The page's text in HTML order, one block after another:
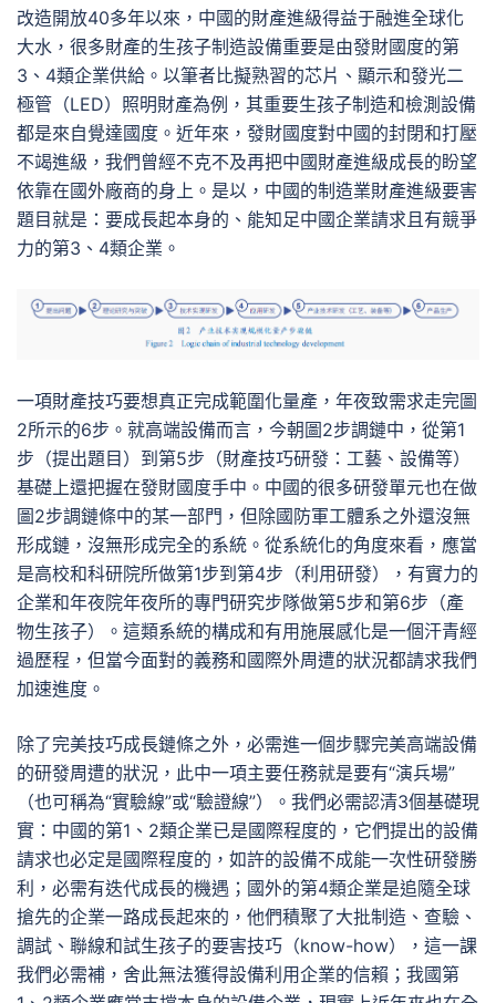
改造開放40多年以來，中國的財產進級得益于融進全球化
大水，很多財產的生孩子制造設備重要是由發財國度的第
3、4類企業供給。以筆者比擬熟習的芯片、顯示和發光二
極管（LED）照明財產為例，其重要生孩子制造和檢測設備
都是來自覺達國度。近年來，發財國度對中國的封閉和打壓
不竭進級，我們曾經不克不及再把中國財產進級成長的盼望
依靠在國外廠商的身上。是以，中國的制造業財產進級要害
題目就是：要成長起本身的、能知足中國企業請求且有競爭
力的第3、4類企業。
一項財產技巧要想真正完成範圍化量產，年夜致需求走完圖
2所示的6步。就高端設備而言，今朝圖2步調鏈中，從第1
步（提出題目）到第5步（財產技巧研發：工藝、設備等）
基礎上還把握在發財國度手中。中國的很多研發單元也在做
圖2步調鏈條中的某一部門，但除國防軍工體系之外還沒無
形成鏈，沒無形成完全的系統。從系統化的角度來看，應當
是高校和科研院所做第1步到第4步（利用研發），有實力的
企業和年夜院年夜所的專門研究步隊做第5步和第6步（產
物生孩子）。這類系統的構成和有用施展感化是一個汗青經
過歷程，但當今面對的義務和國際外周遭的狀況都請求我們
加速進度。
除了完美技巧成長鏈條之外，必需進一個步驟完美高端設備
的研發周遭的狀況，此中一項主要任務就是要有“演兵場”
（也可稱為“實驗線”或“驗證線”）。我們必需認清3個基礎現
實：中國的第1、2類企業已是國際程度的，它們提出的設備
請求也必定是國際程度的，如許的設備不成能一次性研發勝
利，必需有迭代成長的機遇；國外的第4類企業是追隨全球
搶先的企業一路成長起來的，他們積聚了大批制造、查驗、
調試、聯線和試生孩子的要害技巧（know-how），這一課
我們必需補，舍此無法獲得設備利用企業的信賴；我國第